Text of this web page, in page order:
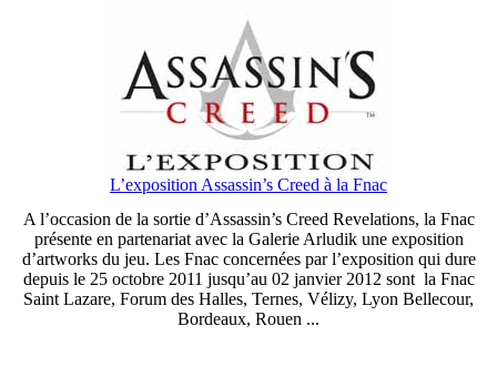
L’exposition Assassin’s Creed à la Fnac
A l’occasion de la sortie d’Assassin’s Creed Revelations, la Fnac
présente en partenariat avec la Galerie Arludik une exposition
d’artworks du jeu. Les Fnac concernées par l’exposition qui dure
depuis le 25 octobre 2011 jusqu’au 02 janvier 2012 sont la Fnac
Saint Lazare, Forum des Halles, Ternes, Vélizy, Lyon Bellecour,
Bordeaux, Rouen ...